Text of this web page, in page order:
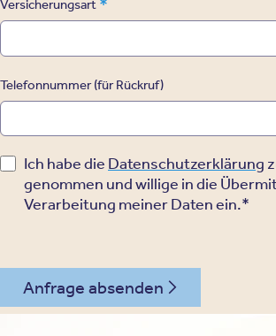
Versicherungsart *
Telefonnummer (für Rückruf)
Ich habe die Datenschutzerklärung
genommen und willige in die
Verarbeitung meiner Daten ein.*
Anfrage absenden